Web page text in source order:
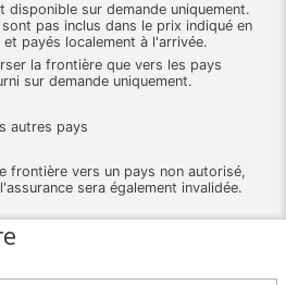
sur demande uniquement.
pas inclus dans le prix indiqué en
payés localement à l'arrivée.
la frontière que vers les pays
sur demande uniquement.
autres pays
frontière vers un pays non autorisé,
sera également invalidée.